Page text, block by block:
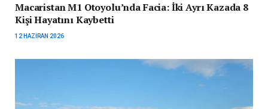
Macaristan M1 Otoyolu’nda Facia: İki Ayrı Kazada 8
Kişi Hayatını Kaybetti
12 HAZIRAN 2026